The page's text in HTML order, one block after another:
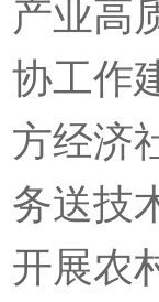
产业高
协工作
方经济
务送技
开展农